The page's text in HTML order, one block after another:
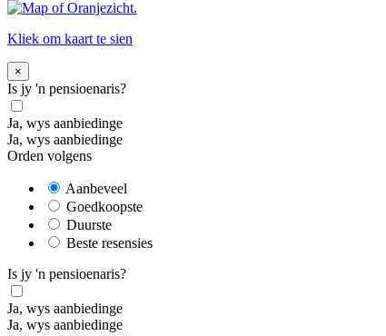
Kliek om kaart te sien
×
Is jy 'n pensioenaris?
Ja, wys aanbiedinge
Ja, wys aanbiedinge
Orden volgens
Aanbeveel
Goedkoopste
Duurste
Beste resensies
Is jy 'n pensioenaris?
Ja, wys aanbiedinge
Ja, wys aanbiedinge